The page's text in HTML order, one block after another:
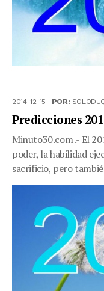
2014-12-15 | POR:
Predicciones
Minuto30.com .- El
poder, la habilidad
sacrificio, pero